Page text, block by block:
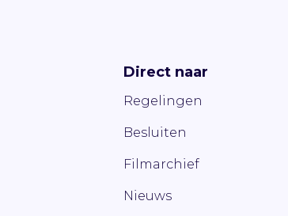
Direct naar
Regelingen
Besluiten
Filmarchief
Nieuws